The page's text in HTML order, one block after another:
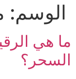
الوسم:
ما هي
السحر؟